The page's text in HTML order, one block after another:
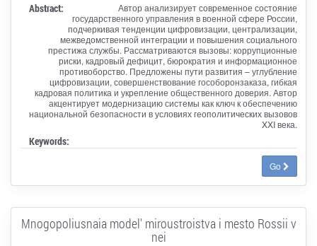
Abstract:
Автор анализирует современное состояние
государственного управления в военной сфере России,
подчеркивая тенденции цифровизации, централизации,
межведомственной интеграции и повышения социального
престижа службы. Рассматриваются вызовы: коррупционные
риски, кадровый дефицит, бюрократия и информационное
противоборство. Предложены пути развития – углубление
цифровизации, совершенствование гособоронзаказа, гибкая
кадровая политика и укрепление общественного доверия. Автор
акцентирует модернизацию системы как ключ к обеспечению
национальной безопасности в условиях геополитических вызовов
XXI века.
Keywords:
Go
Mnogopoliusnaia model' miroustroistva i mesto Rossii v
nei